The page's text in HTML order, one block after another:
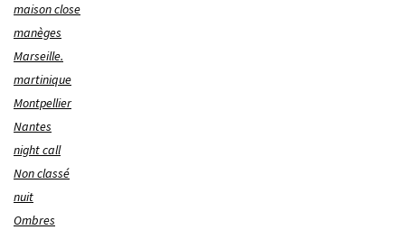
maison close
manèges
Marseille.
martinique
Montpellier
Nantes
night call
Non classé
nuit
Ombres